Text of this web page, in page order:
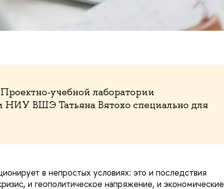
учебной лаборатории
НИУ ВШЭ Татьяна Вятохо специально для
в непростых условиях: это и последствия
и геополитическое напряжение, и экономические